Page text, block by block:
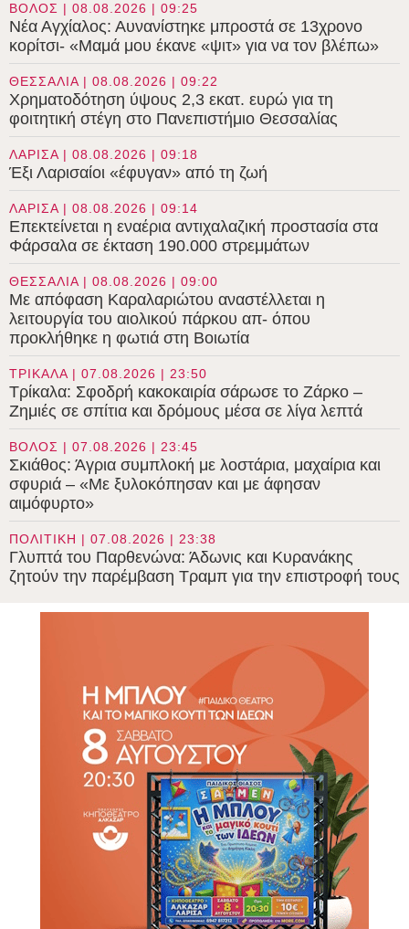
ΒΟΛΟΣ | 08.08.2026 | 09:25
Νέα Αγχίαλος: Αυνανίστηκε μπροστά σε 13χρονο
κορίτσι- «Μαμά μου έκανε «ψιτ» για να τον βλέπω»
ΘΕΣΣΑΛΙΑ | 08.08.2026 | 09:22
Χρηματοδότηση ύψους 2,3 εκατ. ευρώ για τη
φοιτητική στέγη στο Πανεπιστήμιο Θεσσαλίας
ΛΑΡΙΣΑ | 08.08.2026 | 09:18
Έξι Λαρισαίοι «έφυγαν» από τη ζωή
ΛΑΡΙΣΑ | 08.08.2026 | 09:14
Επεκτείνεται η εναέρια αντιχαλαζική προστασία στα
Φάρσαλα σε έκταση 190.000 στρεμμάτων
ΘΕΣΣΑΛΙΑ | 08.08.2026 | 09:00
Με απόφαση Καραλαριώτου αναστέλλεται η
λειτουργία του αιολικού πάρκου απ- όπου
προκλήθηκε η φωτιά στη Βοιωτία
ΤΡΙΚΑΛΑ | 07.08.2026 | 23:50
Τρίκαλα: Σφοδρή κακοκαιρία σάρωσε το Ζάρκο –
Ζημιές σε σπίτια και δρόμους μέσα σε λίγα λεπτά
ΒΟΛΟΣ | 07.08.2026 | 23:45
Σκιάθος: Άγρια συμπλοκή με λοστάρια, μαχαίρια και
σφυριά – «Με ξυλοκόπησαν και με άφησαν
αιμόφυρτο»
ΠΟΛΙΤΙΚΗ | 07.08.2026 | 23:38
Γλυπτά του Παρθενώνα: Άδωνις και Κυρανάκης
ζητούν την παρέμβαση Τραμπ για την επιστροφή τους